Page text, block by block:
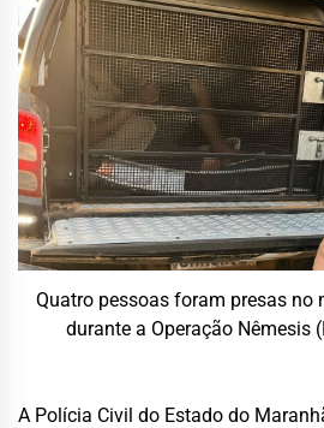
Quatro pessoas foram presas no
durante a Operação Nêmesis
A Polícia Civil do Estado do